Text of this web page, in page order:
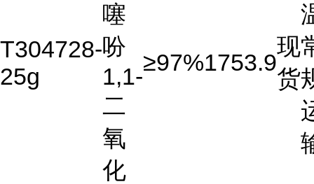
T304728-
25g
噻
吩
1,1-
二
氧
化
≥97%1753.9
现
货